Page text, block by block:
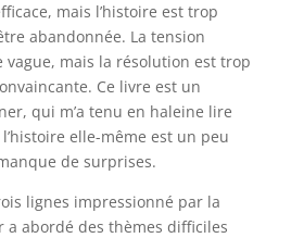
mais l’histoire est trop
abandonnée. La tension
vague, mais la résolution est trop
Ce livre est un
qui m’a tenu en haleine lire
elle-même est un peu
de surprises.
lignes impressionné par la
a abordé des thèmes difficiles